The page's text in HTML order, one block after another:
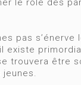
le rôle des
s’énerve
trouvera être